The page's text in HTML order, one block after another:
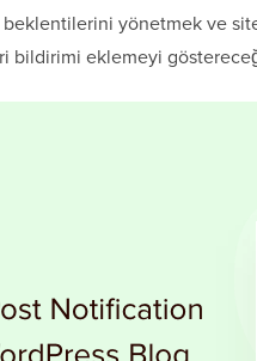
beklentilerini yönetmek ve
bildirimi eklemeyi